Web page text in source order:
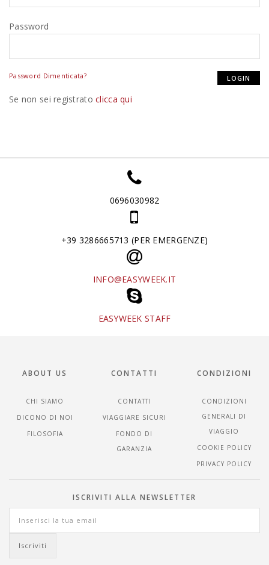
Password
Password Dimenticata?
Se non sei registratoclicca qui
0696030982
+39 3286665713 (PER EMERGENZE)
INFO@EASYWEEK.IT
EASYWEEK STAFF
ABOUT US
CHI SIAMO
DICONO DI NOI
FILOSOFIA
CONTATTI
CONTATTI
VIAGGIARE SICURI
FONDO DI
GARANZIA
CONDIZIONI
CONDIZIONI
GENERALI DI
VIAGGIO
COOKIE POLICY
PRIVACY POLICY
ISCRIVITI ALLA NEWSLETTER